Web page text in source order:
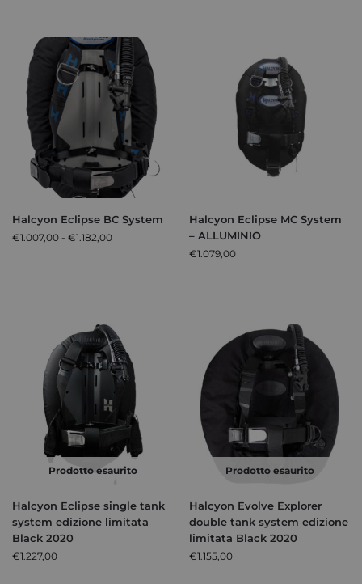
Halcyon Eclipse BC System
€1.007,00 - €1.182,00
Halcyon Eclipse MC System
– ALLUMINIO
€1.079,00
Prodotto esaurito
Halcyon Eclipse single tank
system edizione limitata
Black 2020
€1.227,00
Prodotto esaurito
Halcyon Evolve Explorer
double tank system edizione
limitata Black 2020
€1.155,00